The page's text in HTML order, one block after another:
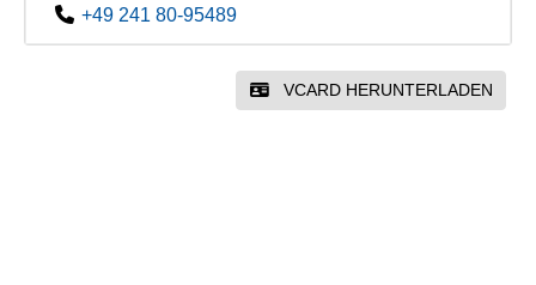
+49 241 80-95489
VCARD HERUNTERLADEN